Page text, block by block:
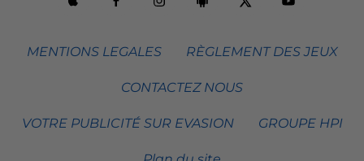
MENTIONS LEGALES RÈGLEMENT DES JEUX
CONTACTEZ NOUS
VOTRE PUBLICITÉ SUR EVASION GROUPE HPI